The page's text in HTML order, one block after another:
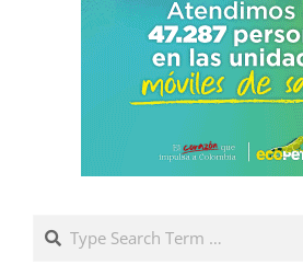
Search